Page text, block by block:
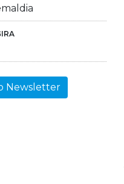
Newsletter